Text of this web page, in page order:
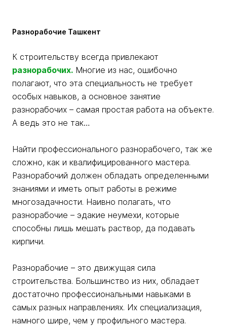
Разнорабочие Ташкент
К строительству всегда привлекают
разнорабочих. Многие из нас, ошибочно
полагают, что эта специальность не требует
особых навыков, а основное занятие
разнорабочих – самая простая работа на объекте.
А ведь это не так…
Найти профессионального разнорабочего, так же
сложно, как и квалифицированного мастера.
Разнорабочий должен обладать определенными
знаниями и иметь опыт работы в режиме
многозадачности. Наивно полагать, что
разнорабочие – эдакие неумехи, которые
способны лишь мешать раствор, да подавать
кирпичи.
Разнорабочие – это движущая сила
строительства. Большинство из них, обладает
достаточно профессиональными навыками в
самых разных направлениях. Их специализация,
намного шире, чем у профильного мастера.